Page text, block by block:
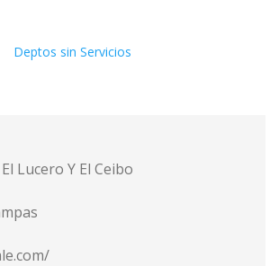
Deptos sin Servicios
Lucero Y El Ceibo